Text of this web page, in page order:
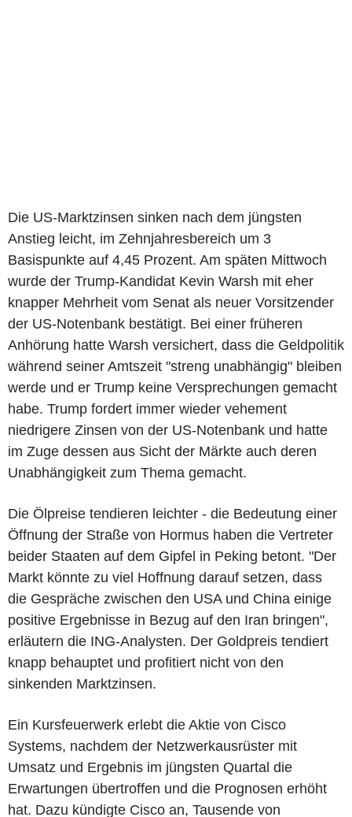
Die US-Marktzinsen sinken nach dem jüngsten
Anstieg leicht, im Zehnjahresbereich um 3
Basispunkte auf 4,45 Prozent. Am späten Mittwoch
wurde der Trump-Kandidat Kevin Warsh mit eher
knapper Mehrheit vom Senat als neuer Vorsitzender
der US-Notenbank bestätigt. Bei einer früheren
Anhörung hatte Warsh versichert, dass die Geldpolitik
während seiner Amtszeit "streng unabhängig" bleiben
werde und er Trump keine Versprechungen gemacht
habe. Trump fordert immer wieder vehement
niedrigere Zinsen von der US-Notenbank und hatte
im Zuge dessen aus Sicht der Märkte auch deren
Unabhängigkeit zum Thema gemacht.
Die Ölpreise tendieren leichter - die Bedeutung einer
Öffnung der Straße von Hormus haben die Vertreter
beider Staaten auf dem Gipfel in Peking betont. "Der
Markt könnte zu viel Hoffnung darauf setzen, dass
die Gespräche zwischen den USA und China einige
positive Ergebnisse in Bezug auf den Iran bringen",
erläutern die ING-Analysten. Der Goldpreis tendiert
knapp behauptet und profitiert nicht von den
sinkenden Marktzinsen.
Ein Kursfeuerwerk erlebt die Aktie von Cisco
Systems, nachdem der Netzwerkausrüster mit
Umsatz und Ergebnis im jüngsten Quartal die
Erwartungen übertroffen und die Prognosen erhöht
hat. Dazu kündigte Cisco an, Tausende von